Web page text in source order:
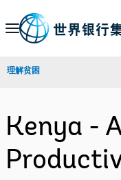
Skip
Navigation
理解贫困
Kenya -